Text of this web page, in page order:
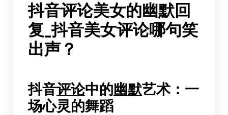
抖音评论美女的幽默回
复_抖音美女评论哪句笑
出声？
抖音评论中的幽默艺术：一
场心灵的舞蹈